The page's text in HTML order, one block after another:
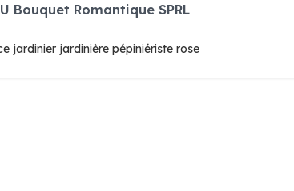
Bouquet Romantique SPRL
jardinier jardinière pépiniériste rose